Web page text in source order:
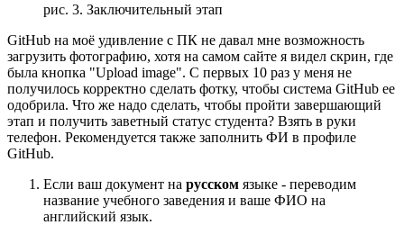
рис. 3. Заключительный этап
GitHub на моё удивление с ПК не давал мне возможность
загрузить фотографию, хотя на самом сайте я видел скрин, где
была кнопка "Upload image". С первых 10 раз у меня не
получилось корректно сделать фотку, чтобы система GitHub ее
одобрила. Что же надо сделать, чтобы пройти завершающий
этап и получить заветный статус студента? Взять в руки
телефон. Рекомендуется также заполнить ФИ в профиле
GitHub.
Если ваш документ на русском языке - переводим
название учебного заведения и ваше ФИО на
английский язык.